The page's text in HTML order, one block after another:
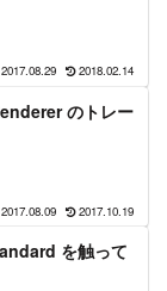
2017.08.29 2018.02.14
のトレー
2017.08.09 2017.10.19
を触って